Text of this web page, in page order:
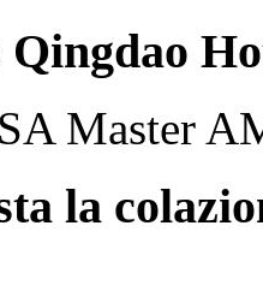
Master
la